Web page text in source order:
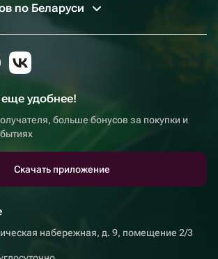
по Беларуси
удобнее!
больше бонусов за покупки и
Скачать приложение
набережная, д. 9, помещение 2/3